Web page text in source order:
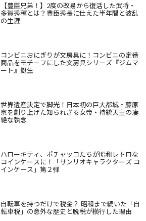
【豊臣兄弟！】2度の改易から復活した武将・
多賀秀種とは？豊臣秀長に仕えた半年間と波乱
の生涯
コンビニおにぎりが文房具に！コンビニの定番
商品をモチーフにした文房具シリーズ『ジムマ
ート』誕生
世界遺産決定で脚光！日本初の巨大都城・藤原
京を創り上げた知られざる女帝・持統天皇の凄
絶な執念
ハローキティ、ポチャッコたちが昭和レトロな
コインケースに！「サンリオキャラクターズ コ
インケース」第２弾
自転車を持つだけで税金？ 昭和まで続いた「自
転車税」の意外な歴史と脱税が横行した理由